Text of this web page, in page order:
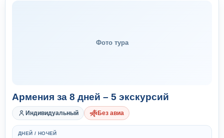
Фото тура
Армения за 8 дней – 5 экскурсий
Индивидуальный Без авиа
ДНЕЙ / НОЧЕЙ